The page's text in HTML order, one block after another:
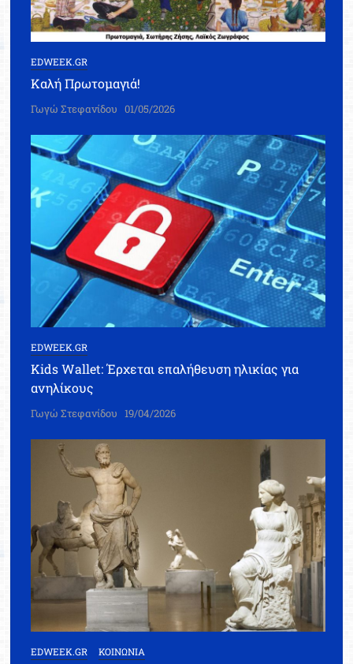
EDWEEK.GR
Καλή Πρωτομαγιά!
Γωγώ Στεφανίδου 01/05/2026
EDWEEK.GR
Kids Wallet: Έρχεται επαλήθευση ηλικίας για
ανηλίκους
Γωγώ Στεφανίδου 19/04/2026
EDWEEK.GR ΚΟΙΝΩΝΙΑ